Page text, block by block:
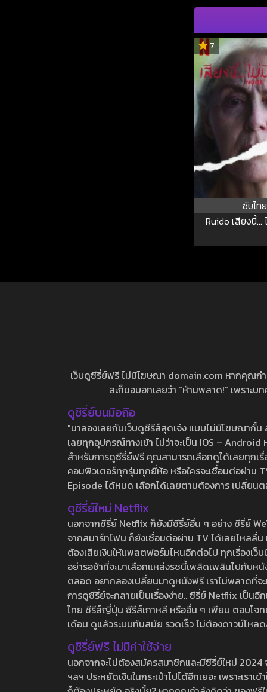
7
ซับไทย
Ruido เสียงนี้…
เว็บดูซีรี่ย์ฟรี ไม่มีโฆษณา domain.com หากคุณก
ละก็ขอบอกเลยว่า “ห้ามพลาด!” เพราะ
ดูซีรี่ย์บนมือถือ
"มาลองเลยกับเว็บดูซีรีส์สุดเจ๋ง แบบไม่มีโฆษณากั้
เลยทุกอุปกรณ์ทางเข้า ไม่ว่าจะเป็น IOS –
สำหรับการดูซีรี่ย์ฟรี คุณสามารถเลือกดูได้เลยทุกเ
คอมพิวเตอร์ทุกรุ่นทุกยี่ห้อ หรือใครจะเชื่อมต่อผ่าน
Episode ได้หมด เลือกได้เลยตามต้องการ เปลี่ยน
ดูซีรี่ย์ใหม่ Netflix
นอกจากซีรี่ย์ Netflix ก็ยังมีซีรี่ย์อื่น ๆ อย่าง ซีรี่ย์
จากสมาร์ทโฟน ก็ยังเชื่อมต่อผ่าน TV ได้เลยไหลลื่
ต้องเสียเงินให้แพลตฟอร์มไหนอีกต่อไป ทุกเรื่องเว็
อย่ารอช้าที่จะมาเลือกแหล่งรชนี้เพลิดเพลินไปกับห
ตลอด อยากลองเปลี่ยนมาดูหนังฟรี เราไม่พลาดที่
การดูซีรี่ย์จะกลายเป็นเรื่องง่าย.. ซีรี่ย์ Netflix เป็น
ไทย ซีรีส์ญี่ปุ่น ซีรีส์เกาหลี หรืออื่น ๆ เพียบ ตอบโจท
เดือน ดูแล้วระบบทันสมัย รวดเร็ว ไม่ต้องดาวน์โห
ดูซีรี่ย์ฟรี ไม่มีค่าใช้จ่าย
นอกจากจะไม่ต้องสมัครสมาชิกและมีซีรี่ย์ใหม่
ฯลฯ ประหยัดเงินในกระเป๋าไปได้อีกเยอะ เพราะเร